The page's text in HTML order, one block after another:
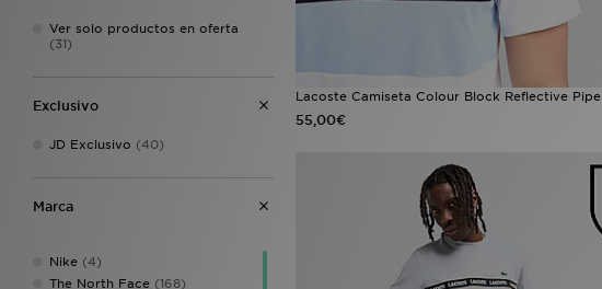
Chanclas pala(2)
Gorras
Ropa interior(2)
Sudaderas(1)
Ver solo productos en oferta
(31)
Exclusivo
JD Exclusivo (40)
Marca
Nike (4)
The North Face (168)
Lacoste Camiseta Colour Block Reflective Pipe
55,00€